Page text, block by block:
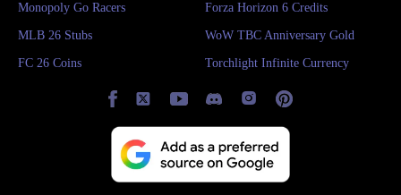
Monopoly Go Racers Forza Horizon 6 Credits
MLB 26 Stubs WoW TBC Anniversary Gold
FC 26 Coins Torchlight Infinite Currency